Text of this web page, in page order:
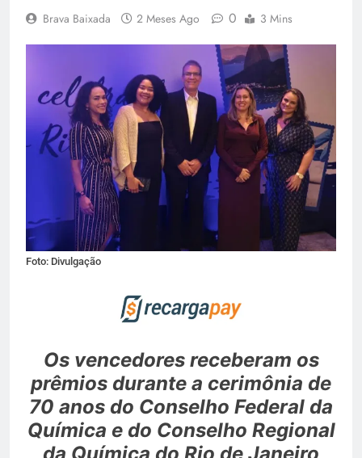
Brava Baixada 2 Meses Ago 0 3 Mins
Foto: Divulgação
Os vencedores receberam os
prêmios durante a cerimônia de
70 anos do Conselho Federal da
Química e do Conselho Regional